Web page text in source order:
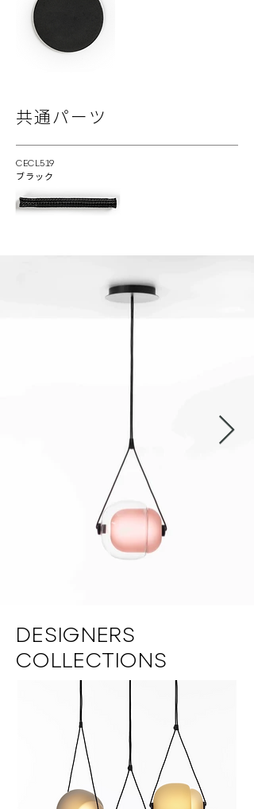
共通パーツ
CECL519
ブラック
DESIGNERS
COLLECTIONS